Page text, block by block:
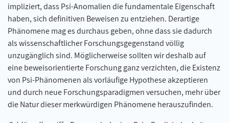
impliziert, dass Psi-Anomalien die fundamentale Eigenschaft
haben, sich definitiven Beweisen zu entziehen. Derartige
Phänomene mag es durchaus geben, ohne dass sie dadurch
als wissenschaftlicher Forschungsgegenstand völlig
unzugänglich sind. Möglicherweise sollten wir deshalb auf
eine beweisorientierte Forschung ganz verzichten, die Existenz
von Psi-Phänomenen als vorläufige Hypothese akzeptieren
und durch neue Forschungsparadigmen versuchen, mehr über
die Natur dieser merkwürdigen Phänomene herauszufinden.